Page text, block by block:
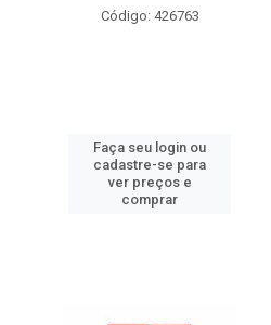
Código: 426763
Faça seu login ou
cadastre-se para
ver preços e
comprar